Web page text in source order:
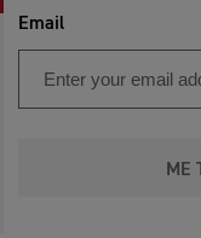
Email
ME